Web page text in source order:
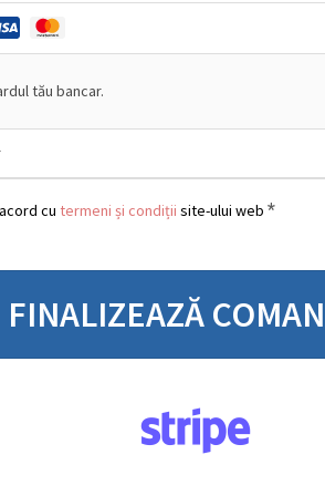
tău bancar.
cu termeni și condiții site-ului web *
FINALIZEAZĂ